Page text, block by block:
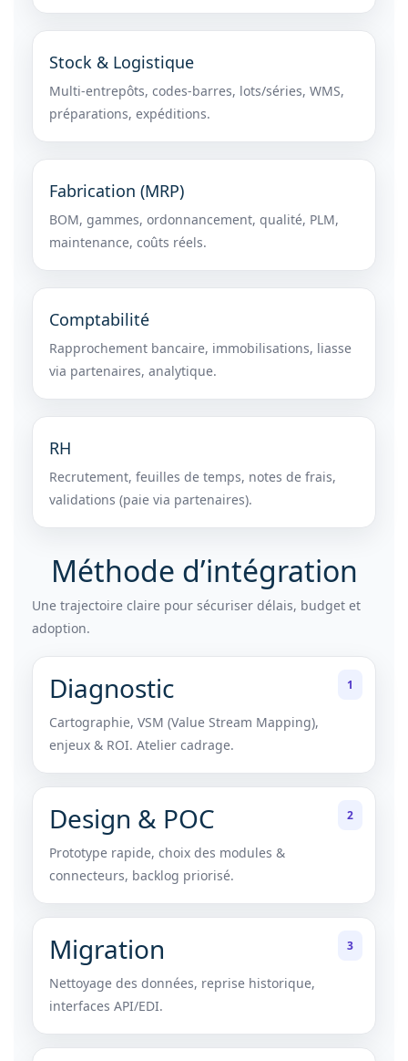
Stock & Logistique
Multi-entrepôts, codes-barres, lots/séries, WMS,
préparations, expéditions.
Fabrication (MRP)
BOM, gammes, ordonnancement, qualité, PLM,
maintenance, coûts réels.
Comptabilité
Rapprochement bancaire, immobilisations, liasse
via partenaires, analytique.
RH
Recrutement, feuilles de temps, notes de frais,
validations (paie via partenaires).
Méthode d’intégration
Une trajectoire claire pour sécuriser délais, budget et
adoption.
1
Diagnostic
Cartographie, VSM (Value Stream Mapping),
enjeux & ROI. Atelier cadrage.
2
Design & POC
Prototype rapide, choix des modules &
connecteurs, backlog priorisé.
3
Migration
Nettoyage des données, reprise historique,
interfaces API/EDI.